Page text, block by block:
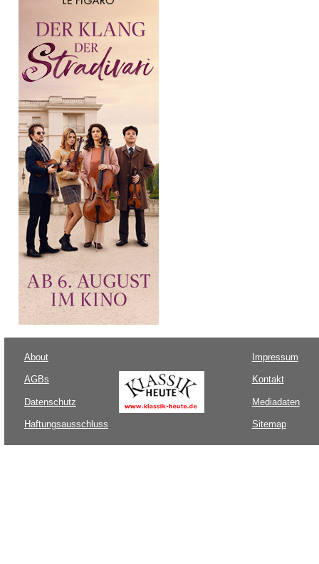
About
AGBs
Datenschutz
Haftungsausschluss
Impressum
Kontakt
Mediadaten
Sitemap